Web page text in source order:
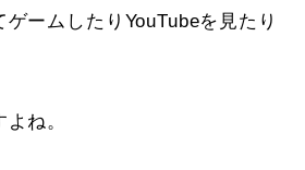
ームしたりYouTubeを見たり
ね。